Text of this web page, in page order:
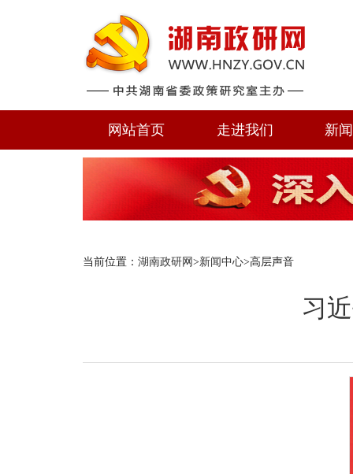
网站首页 走进我们 新
当前位置： 湖南政研网 >新闻中心>高层声音
习